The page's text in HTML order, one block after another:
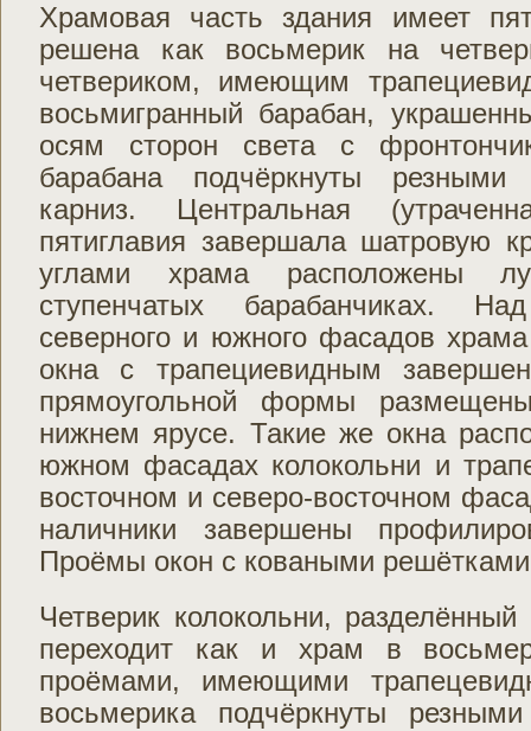
Храмовая часть здания имеет
решена как восьмерик на
четвериком, имеющим
восьмигранный барабан,
осям сторон света с
барабана подчёркнуты
карниз. Центральная
пятиглавия завершала шатровую
углами храма расположены
ступенчатых барабанчиках.
северного и южного фасадов
окна с трапециевидным
прямоугольной формы
нижнем ярусе. Такие же окна
южном фасадах колокольни и
восточном и северо-восточном
наличники завершены
Проёмы окон с коваными решётками
Четверик колокольни,
переходит как и храм в
проёмами, имеющими
восьмерика подчёркнуты